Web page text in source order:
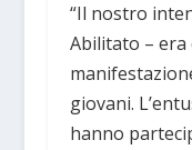
“Il nostro
Abilitato –
giovani.
hanno